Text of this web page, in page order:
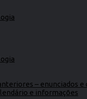
– enunciados
e informações